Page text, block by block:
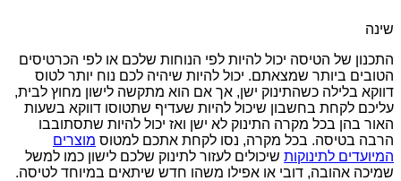
שינה
התכנון של הטיסה יכול להיות לפי הנוחות שלכם או לפי הכרטיסים
הטובים ביותר שמצאתם. יכול להיות שיהיה לכם נוח יותר לטוס
דווקא בלילה כשהתינוק ישן, אך אם הוא מתקשה לישון מחוץ לבית,
עליכם לקחת בחשבון שיכול להיות שעדיף שתטוסו דווקא בשעות
האור בהן בכל מקרה התינוק לא ישן ואז יכול להיות שתסתובבו
הרבה בטיסה. בכל מקרה, נסו לקחת אתכם למטוס מוצרים
המיועדים לתינוקות שיכולים לעזור לתינוק שלכם לישון כמו למשל
שמיכה אהובה, דובי או אפילו משהו חדש שיתאים במיוחד לטיסה.